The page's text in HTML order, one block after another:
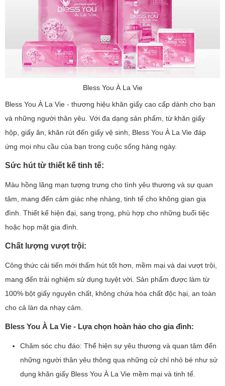
Bless You À La Vie
Bless You À La Vie - thương hiệu khăn giấy cao cấp dành cho bạn
và những người thân yêu. Với đa dạng sản phẩm, từ khăn giấy
hộp, giấy ăn, khăn rút đến giấy vệ sinh, Bless You À La Vie đáp
ứng mọi nhu cầu của bạn trong cuộc sống hàng ngày.
Sức hút từ thiết kế tinh tế:
Màu hồng lãng mạn tượng trưng cho tình yêu thương và sự quan
tâm, mang đến cảm giác nhẹ nhàng, tinh tế cho không gian gia
đình. Thiết kế hiện đại, sang trọng, phù hợp cho những buổi tiệc
hoặc họp mặt gia đình.
Chất lượng vượt trội:
Công thức cải tiến mới thấm hút tốt hơn, mềm mại và dai vượt trội,
mang đến trải nghiệm sử dụng tuyệt vời. Sản phẩm được làm từ
100% bột giấy nguyên chất, không chứa hóa chất độc hại, an toàn
cho cả làn da nhạy cảm.
Bless You À La Vie - Lựa chọn hoàn hảo cho gia đình:
Chăm sóc chu đáo: Thể hiện sự yêu thương và quan tâm đến
những người thân yêu thông qua những cử chỉ nhỏ bé như sử
dụng khăn giấy Bless You À La Vie mềm mại và tinh tế.